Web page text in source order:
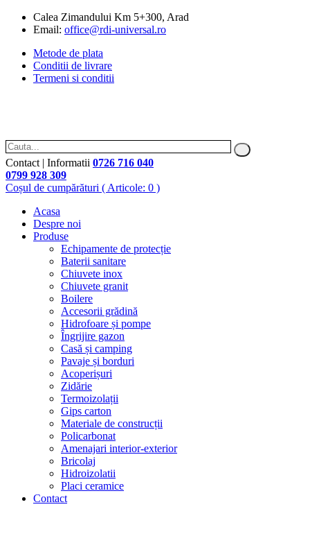
Calea Zimandului Km 5+300, Arad
Email: office@rdi-universal.ro
Metode de plata
Conditii de livrare
Termeni si conditii
Contact | Informatii 0726 716 040
0799 928 309
Coșul de cumpărături ( Articole: 0 )
Acasa
Despre noi
Produse
Echipamente de protecție
Baterii sanitare
Chiuvete inox
Chiuvete granit
Boilere
Accesorii grădină
Hidrofoare și pompe
Îngrijire gazon
Casă și camping
Pavaje și borduri
Acoperișuri
Zidărie
Termoizolații
Gips carton
Materiale de construcții
Policarbonat
Amenajari interior-exterior
Bricolaj
Hidroizolatii
Placi ceramice
Contact